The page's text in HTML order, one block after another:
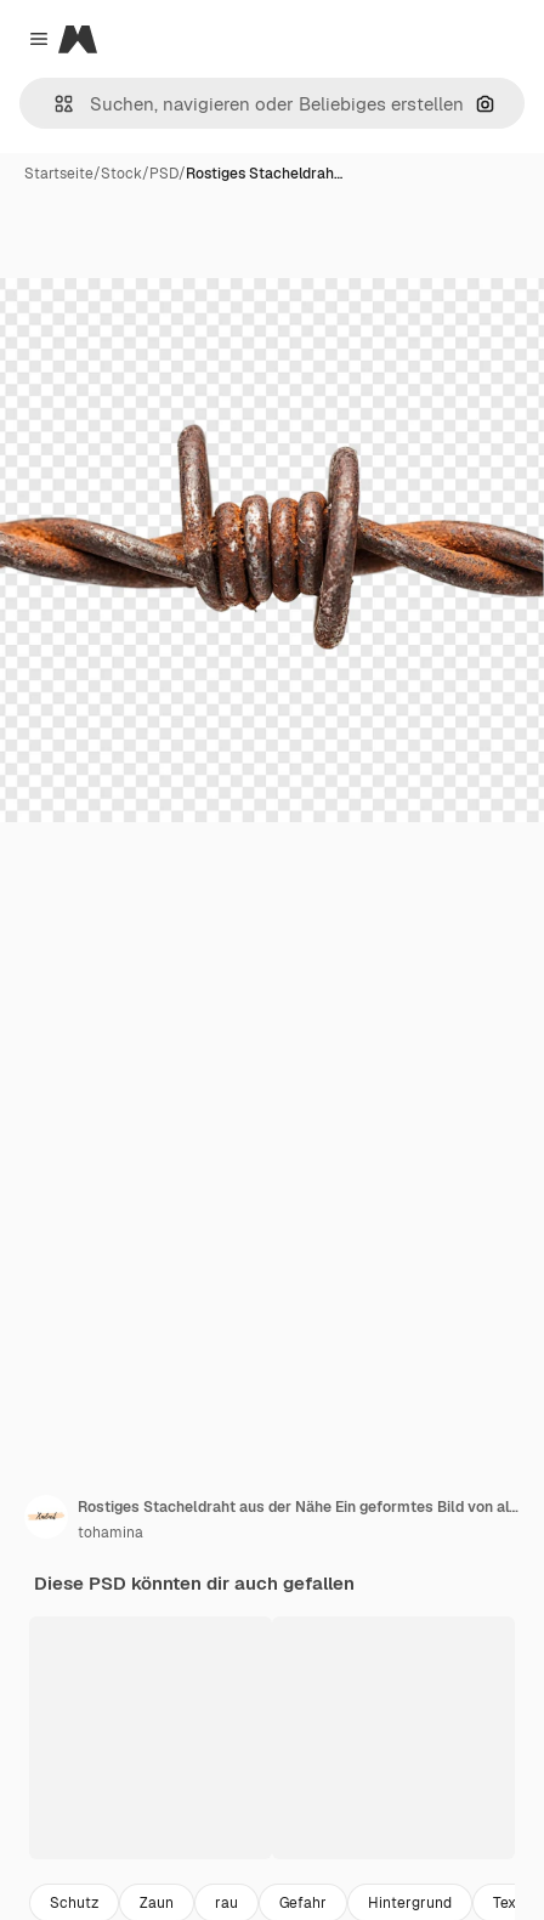
Close menu
Magnific
Nach
Startseite/Stock/PSD/Rostiges Stacheldrah…
Rostiges Stacheldraht aus der Nähe Ein geformtes Bild von altem Metall
tohamina
Diese PSD könnten dir auch gefallen
Schutz Zaun rau Gefahr Hintergrund Textur